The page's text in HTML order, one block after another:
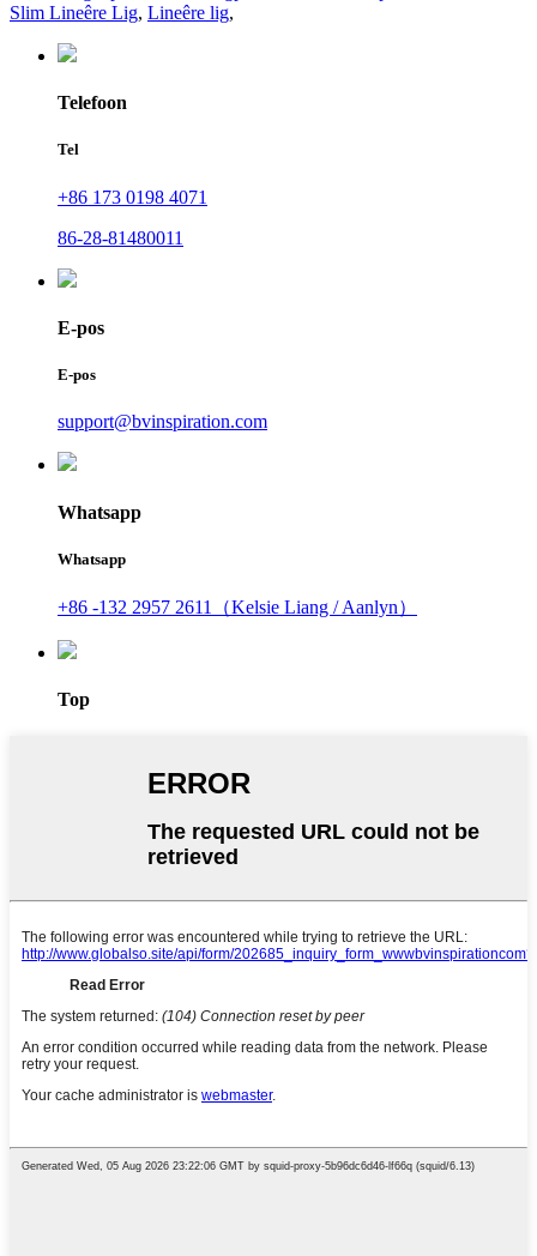
Slim Lineêre Lig, Lineêre lig,
Telefoon
Tel
+86 173 0198 4071
86-28-81480011
E-pos
E-pos
support@bvinspiration.com
Whatsapp
Whatsapp
+86 -132 2957 2611（Kelsie Liang / Aanlyn）
Top